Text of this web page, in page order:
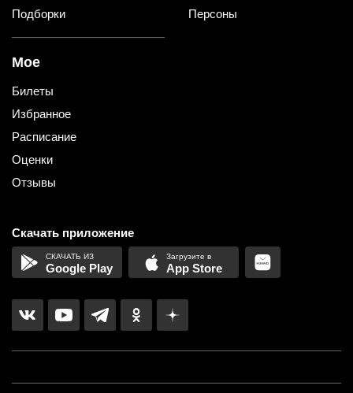
Подборки
Персоны
Мое
Билеты
Избранное
Расписание
Оценки
Отзывы
Скачать приложение
Google Play App Store